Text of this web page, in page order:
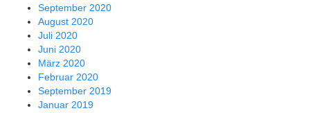
September 2020
August 2020
Juli 2020
Juni 2020
März 2020
Februar 2020
September 2019
Januar 2019